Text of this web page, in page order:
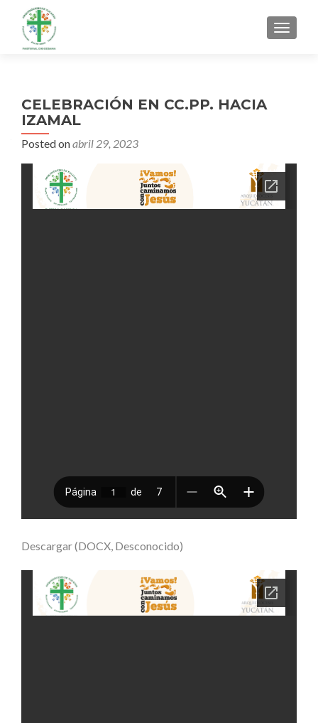
MENU
CELEBRACIÓN EN CC.PP. HACIA
IZAMAL
Posted onabril 29, 2023
Descargar (DOCX, Desconocido)